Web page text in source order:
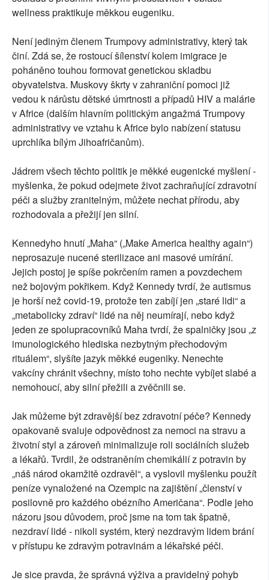
wellness praktikuje měkkou eugeniku.
Není jediným členem Trumpovy administrativy, který tak
činí. Zdá se, že rostoucí šílenství kolem imigrace je
poháněno touhou formovat genetickou skladbu
obyvatelstva. Muskovy škrty v zahraniční pomoci již
vedou k nárůstu dětské úmrtnosti a případů HIV a malárie
v Africe (dalším hlavním politickým angažmá Trumpovy
administrativy ve vztahu k Africe bylo nabízení statusu
uprchlíka bílým Jihoafričanům).
Jádrem všech těchto politik je měkké eugenické myšlení -
myšlenka, že pokud odejmete život zachraňující zdravotní
péči a služby zranitelným, můžete nechat přírodu, aby
rozhodovala a přežijí jen silní.
Kennedyho hnutí „Maha“ („Make America healthy again“)
neprosazuje nucené sterilizace ani masové umírání.
Jejich postoj je spíše pokrčením ramen a povzdechem
než bojovým pokřikem. Když Kennedy tvrdí, že autismus
je horší než covid-19, protože ten zabíjí jen „staré lidi“ a
„metabolicky zdraví“ lidé na něj neumírají, nebo když
jeden ze spolupracovníků Maha tvrdí, že spalničky jsou „z
imunologického hlediska nezbytným přechodovým
rituálem“, slyšíte jazyk měkké eugeniky. Nenechte
vakcíny chránit všechny, místo toho nechte vybíjet slabé a
nemohoucí, aby silní přežili a zvěčnili se.
Jak můžeme být zdravější bez zdravotní péče? Kennedy
opakovaně svaluje odpovědnost za nemoci na stravu a
životní styl a zároveň minimalizuje roli sociálních služeb
a lékařů. Tvrdil, že odstraněním chemikálií z potravin by
„náš národ okamžitě ozdravěl“, a vyslovil myšlenku použít
peníze vynaložené na Ozempic na zajištění „členství v
posilovně pro každého obézního Američana“. Podle jeho
názoru jsou důvodem, proč jsme na tom tak špatně,
nezdraví lidé - nikoli systém, který nezdravým lidem brání
v přístupu ke zdravým potravinám a lékařské péči.
Je sice pravda, že správná výživa a pravidelný pohyb